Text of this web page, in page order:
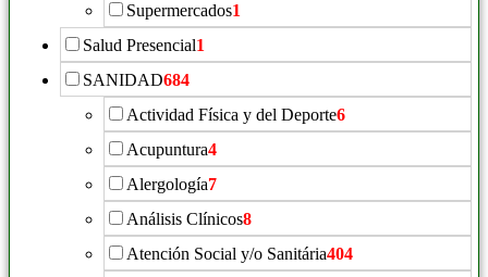
Supermercados1
Salud Presencial1
SANIDAD684
Actividad Física y del Deporte6
Acupuntura4
Alergología7
Análisis Clínicos8
Atención Social y/o Sanitária404